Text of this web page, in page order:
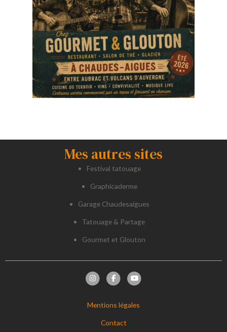
Mes autres sites
Festival tatouage
Graphicaderme
Garage Chaudesaigues
Tatouage & Partage
Gourmet et Glouton
Mentions légales
Contact